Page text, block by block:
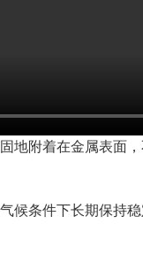
地附着在金属表面
候条件下长期保持